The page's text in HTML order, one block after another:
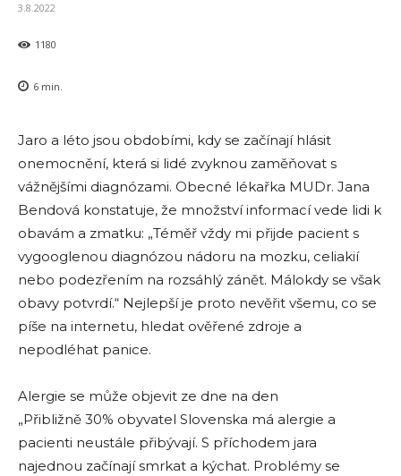
3.8.2022
1180
6 min.
Jaro a léto jsou obdobími, kdy se začínají hlásit
onemocnění, která si lidé zvyknou zaměňovat s
vážnějšími diagnózami. Obecné lékařka MUDr. Jana
Bendová konstatuje, že množství informací vede lidi k
obavám a zmatku: „Téměř vždy mi přijde pacient s
vygooglenou diagnózou nádoru na mozku, celiakií
nebo podezřením na rozsáhlý zánět. Málokdy se však
obavy potvrdí.“ Nejlepší je proto nevěřit všemu, co se
píše na internetu, hledat ověřené zdroje a
nepodléhat panice.
Alergie se může objevit ze dne na den
„Přibližně 30% obyvatel Slovenska má alergie a
pacienti neustále přibývají. S příchodem jara
najednou začínají smrkat a kýchat. Problémy se